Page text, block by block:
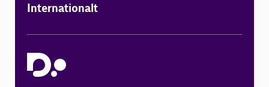
Internationalt